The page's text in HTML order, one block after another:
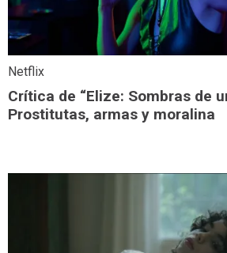
Netflix
Crítica de “Elize: Sombras de
Prostitutas, armas y moralina